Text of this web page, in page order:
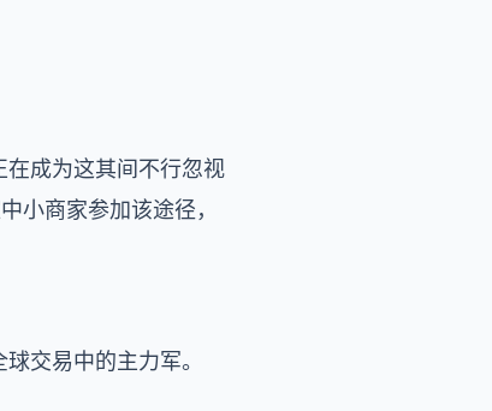
成为这其间不行忽视
小商家参加该途径，
交易中的主力军。